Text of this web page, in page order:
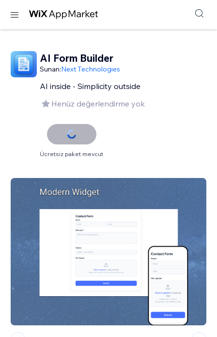
AI Form Builder
Sunan:Next Technologies
AI inside - Simplicity outside
Henüz değerlendirme yok
Ücretsiz paket mevcut